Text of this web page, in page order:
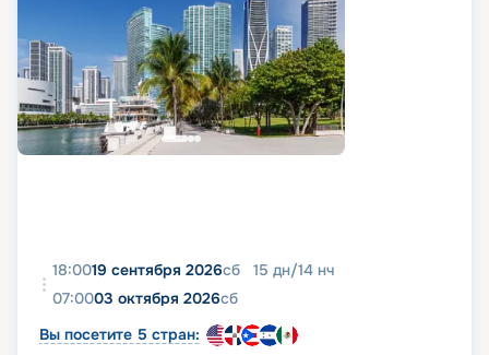
18:0019 сентября 2026сб 15 дн/14 нч
07:0003 октября 2026сб
Вы посетите 5 стран: